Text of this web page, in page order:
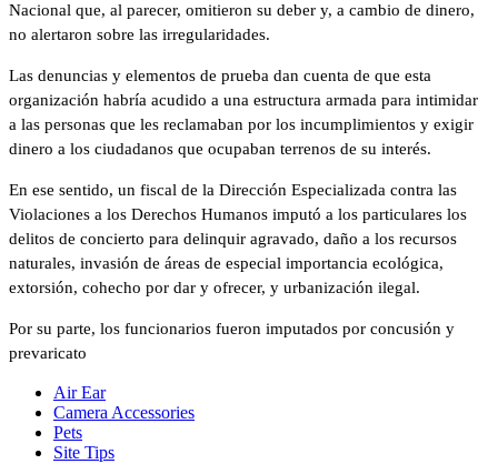
Nacional que, al parecer, omitieron su deber y, a cambio de dinero,
no alertaron sobre las irregularidades.
Las denuncias y elementos de prueba dan cuenta de que esta
organización habría acudido a una estructura armada para intimidar
a las personas que les reclamaban por los incumplimientos y exigir
dinero a los ciudadanos que ocupaban terrenos de su interés.
En ese sentido, un fiscal de la Dirección Especializada contra las
Violaciones a los Derechos Humanos imputó a los particulares los
delitos de concierto para delinquir agravado, daño a los recursos
naturales, invasión de áreas de especial importancia ecológica,
extorsión, cohecho por dar y ofrecer, y urbanización ilegal.
Por su parte, los funcionarios fueron imputados por concusión y
prevaricato
Air Ear
Camera Accessories
Pets
Site Tips